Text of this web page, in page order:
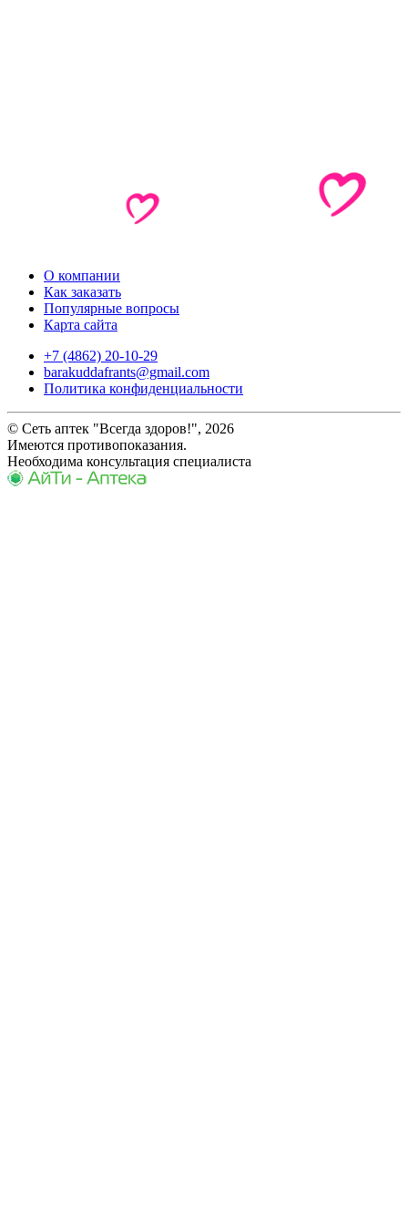
О компании
Как заказать
Популярные вопросы
Карта сайта
+7 (4862) 20-10-29
barakuddafrants@gmail.com
Политика конфиденциальности
© Сеть аптек "Всегда здоров!", 2026
Имеются противопоказания.
Необходима консультация специалиста